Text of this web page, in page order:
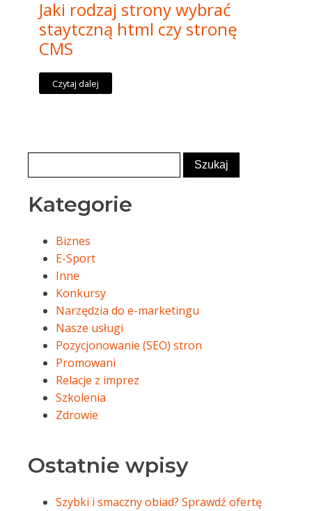
Jaki rodzaj strony wybrać
staytczną html czy stronę
CMS
Czytaj dalej
Kategorie
Biznes
E-Sport
Inne
Konkursy
Narzędzia do e-marketingu
Nasze usługi
Pozycjonowanie (SEO) stron
Promowani
Relacje z imprez
Szkolenia
Zdrowie
Ostatnie wpisy
Szybki i smaczny obiad? Sprawdź ofertę